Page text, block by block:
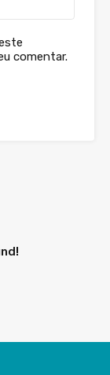
comentar.